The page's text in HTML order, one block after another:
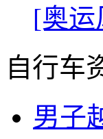
[奥运
自行车
男子